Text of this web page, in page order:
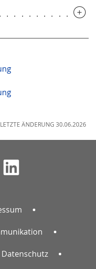
ÄNDERUNG 30.06.2026
Datenschutz